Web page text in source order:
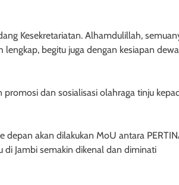
Kesekretariatan. Alhamdulillah,
begitu juga dengan kesiapan
dan sosialisasi olahraga tinju
depan akan dilakukan MoU antara
di Jambi semakin dikenal dan diminati